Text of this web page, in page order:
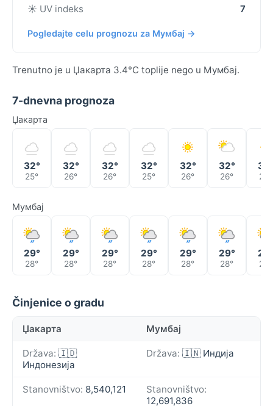
☀️ UV indeks 7
Pogledajte celu prognozu za Мумбај →
Trenutno je u Џакарта 3.4°C toplije nego u Мумбај.
7-dnevna prognoza
Џакарта
32°
25°
32°
26°
32°
26°
32°
25°
32°
26°
32°
26° 26°
Мумбај
29°
28°
29°
28°
29°
28°
29°
28°
29°
28°
29°
28° 28°
Činjenice o gradu
Џакарта Мумбај
Država: 🇮🇩
Индонезија
Država: 🇮🇳 Индија
Stanovništvo: 8,540,121
Stanovništvo:
12,691,836